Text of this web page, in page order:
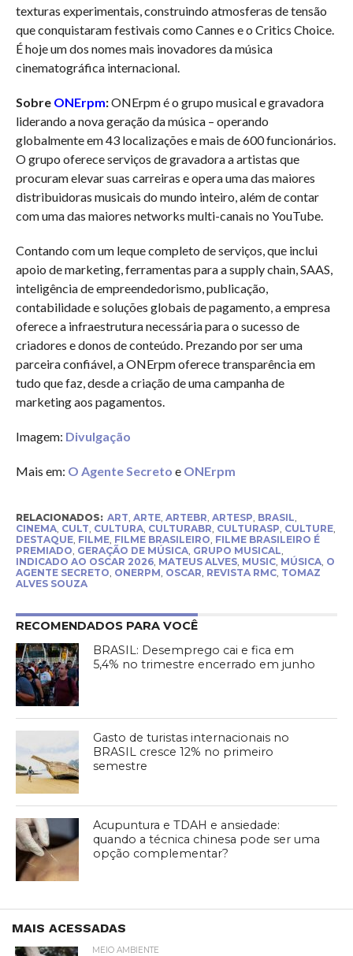
texturas experimentais, construindo atmosferas de tensão
que conquistaram festivais como Cannes e o Critics Choice.
É hoje um dos nomes mais inovadores da música
cinematográfica internacional.
Sobre ONErpm:ONErpm é o grupo musical e gravadora
liderando a nova geração da música – operando
globalmente em 43 localizações e mais de 600 funcionários.
O grupo oferece serviços de gravadora a artistas que
procuram elevar suas carreiras e opera uma das maiores
distribuidoras musicais do mundo inteiro, além de contar
com uma das maiores networks multi-canais no YouTube.
Contando com um leque completo de serviços, que inclui
apoio de marketing, ferramentas para a supply chain, SAAS,
inteligência de empreendedorismo, publicação,
contabilidade e soluções globais de pagamento, a empresa
oferece a infraestrutura necessária para o sucesso de
criadores e donos de conteúdo. Prezando por ser uma
parceira confiável, a ONErpm oferece transparência em
tudo que faz, desde a criação de uma campanha de
marketing aos pagamentos.
Imagem: Divulgação
Mais em: O Agente Secreto e ONErpm
RELACIONADOS: ART ARTE, ARTEBR ARTESP BRASIL
CINEMA, CULT CULTURA, CULTURABR CULTURASP CULTURE,
DESTAQUE, FILME, FILME BRASILEIRO FILME BRASILEIRO É
PREMIADO GERAÇÃO DE MÚSICA, GRUPO MUSICAL
INDICADO AO OSCAR 2026, MATEUS ALVES, MUSIC, MÚSICA, O
AGENTE SECRETO ONERPM OSCAR REVISTA RMC, TOMAZ
ALVES SOUZA
RECOMENDADOS PARA VOCÊ
BRASIL: Desemprego cai e fica em
5,4% no trimestre encerrado em junho
Gasto de turistas internacionais no
BRASIL cresce 12% no primeiro
semestre
Acupuntura e TDAH e ansiedade:
quando a técnica chinesa pode ser uma
opção complementar?
MAIS ACESSADAS
MEIO AMBIENTE